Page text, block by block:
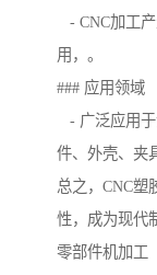
- CNC加工
用，。
### 应用领域
- 广泛应用于
件、外壳、夹
总之，CNC塑
性，成为现代
零部件机加工